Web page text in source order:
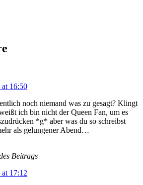
16:50
noch niemand was zu gesagt? Klingt
ich bin nicht der Queen Fan, um es
*g* aber was du so schreibst
als gelungener Abend…
Beitrags
17:12